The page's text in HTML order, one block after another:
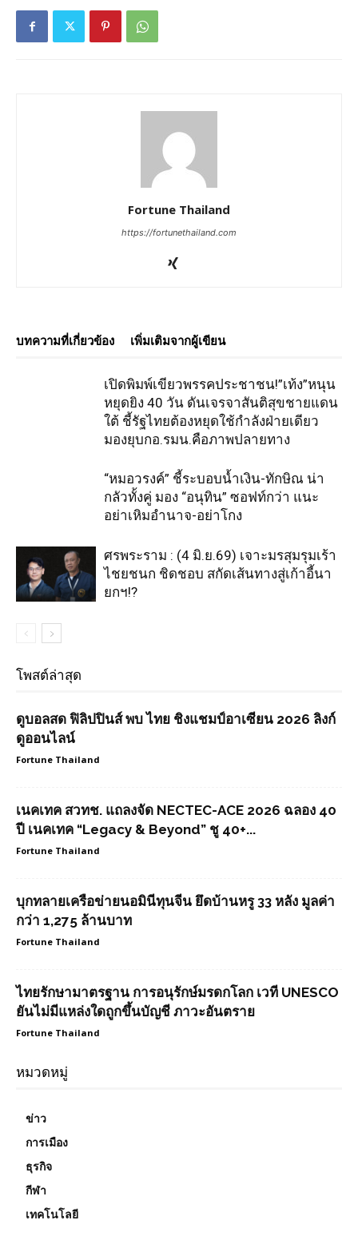
Fortune Thailand
https://fortunethailand.com
บทความที่เกี่ยวข้อง เพิ่มเติมจากผู้เขียน
เปิดพิมพ์เขียวพรรคประชาชน!”เท้ง”หนุน
หยุดยิง 40 วัน ดันเจรจาสันติสุขชายแดน
ใต้ ชี้รัฐไทยต้องหยุดใช้กำลังฝ่ายเดียว
มองยุบกอ.รมน.คือภาพปลายทาง
“หมอวรงค์” ชี้ระบอบน้ำเงิน-ทักษิณ น่า
กลัวทั้งคู่ มอง “อนุทิน” ซอฟท์กว่า แนะ
อย่าเหิมอำนาจ-อย่าโกง
ศรพระราม : (4 มิ.ย.69) เจาะมรสุมรุมเร้า
ไชยชนก ชิดชอบ สกัดเส้นทางสู่เก้าอี้นา
ยกฯ!?
โพสต์ล่าสุด
ดูบอลสด ฟิลิปปินส์ พบ ไทย ชิงแชมป์อาเซียน 2026 ลิงก์
ดูออนไลน์
Fortune Thailand
เนคเทค สวทช. แถลงจัด NECTEC-ACE 2026 ฉลอง 40
ปี เนคเทค “Legacy & Beyond” ชู 40+...
Fortune Thailand
บุกทลายเครือข่ายนอมินีทุนจีน ยึดบ้านหรู 33 หลัง มูลค่า
กว่า 1,275 ล้านบาท
Fortune Thailand
ไทยรักษามาตรฐาน การอนุรักษ์มรดกโลก เวที UNESCO
ยันไม่มีแหล่งใดถูกขึ้นบัญชี ภาวะอันตราย
Fortune Thailand
หมวดหมู่
ข่าว
การเมือง
ธุรกิจ
กีฬา
เทคโนโลยี